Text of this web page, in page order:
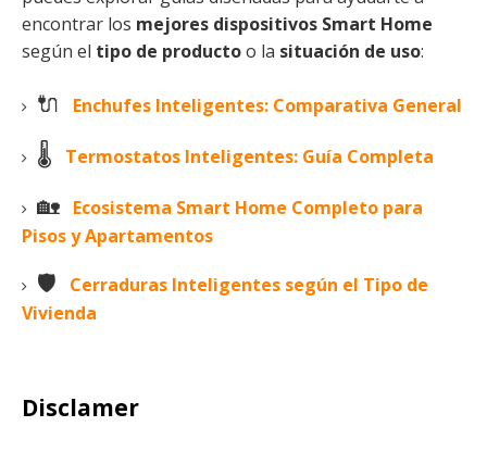
encontrar los mejores dispositivos Smart Home
según el tipo de productoo la situación de uso:
🔌 Enchufes Inteligentes: Comparativa General
🌡️ Termostatos Inteligentes: Guía Completa
🏡 Ecosistema Smart Home Completo para
Pisos y Apartamentos
🛡️
Cerraduras Inteligentes según el Tipo de
Vivienda
Disclamer